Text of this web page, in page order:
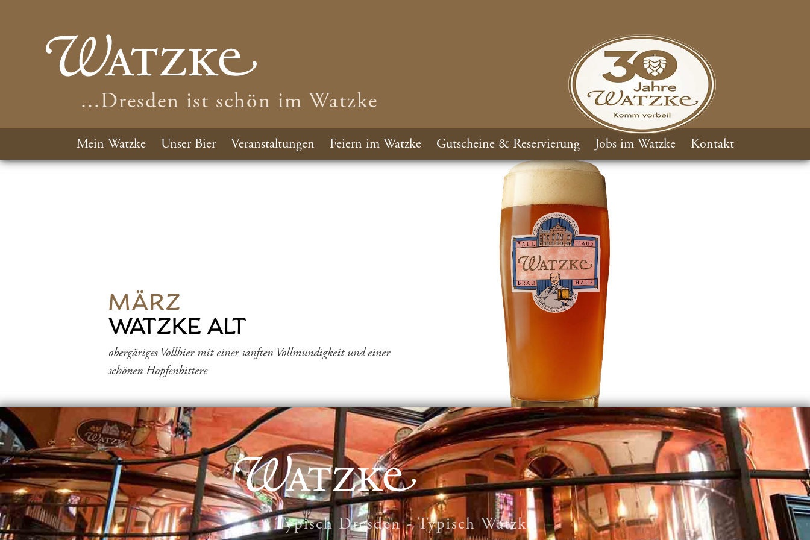
...Dresden ist schön im Watzke
Mein Watzke Unser Bier Veranstaltungen Feiern im Watzke Gutscheine & Reservierung Jobs im Watzke Kontakt
MÄRZ
WATZKE ALT
obergäriges Vollbier mit einer sanften Vollmundigkeit und einer
schönen Hopfenbittere
Typisch Dresden - Typisch Watzke